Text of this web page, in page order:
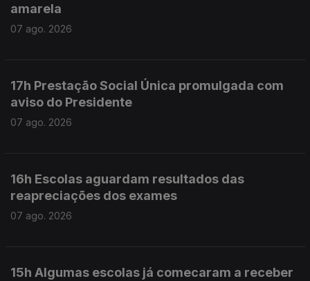
amarela
07 ago. 2026
17h Prestação Social Única promulgada com
aviso do Presidente
07 ago. 2026
16h Escolas aguardam resultados das
reapreciações dos exames
07 ago. 2026
15h Algumas escolas já comecaram a receber